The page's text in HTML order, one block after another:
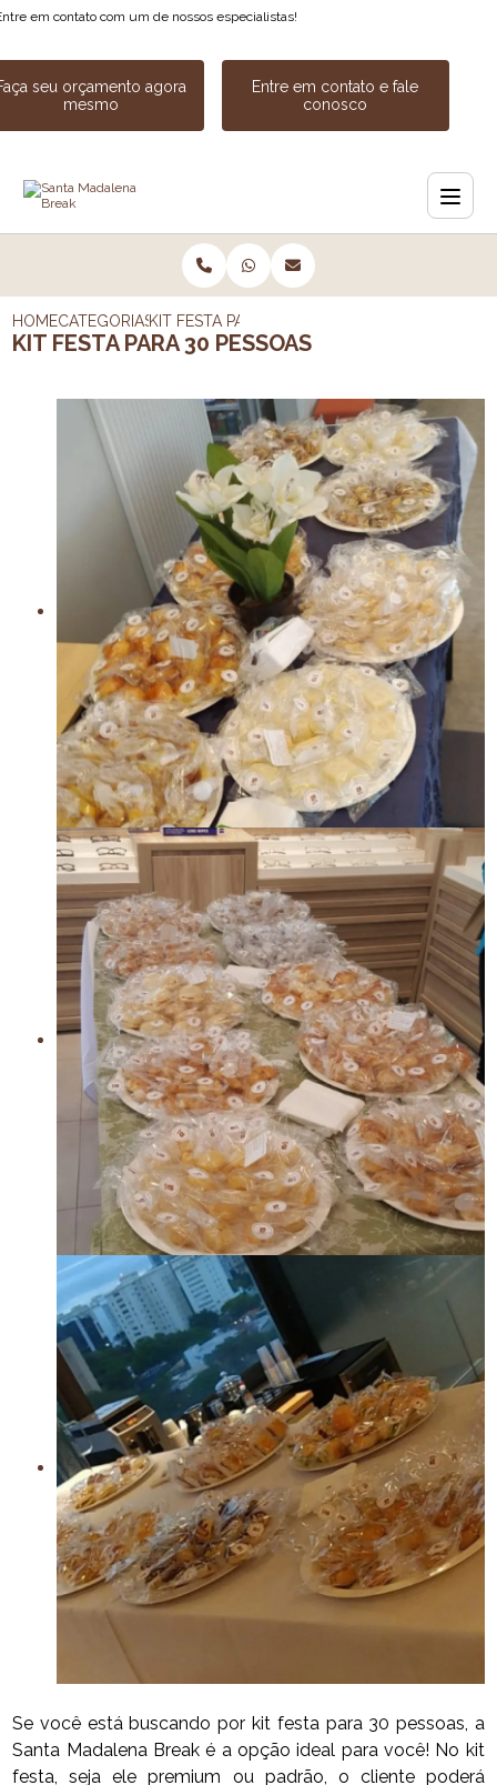
em contato com um de nossos especialistas!
seu orçamento agora
mesmo
Entre em contato e fale
conosco
HOMECATEGORIASKIT FESTA PARA 30 PESSOAS
KIT FESTA PARA 30 PESSOAS
Se você está buscando por kit festa para 30 pessoas, a
Santa Madalena Break é a opção ideal para você! No kit
festa, seja ele premium ou padrão, o cliente poderá